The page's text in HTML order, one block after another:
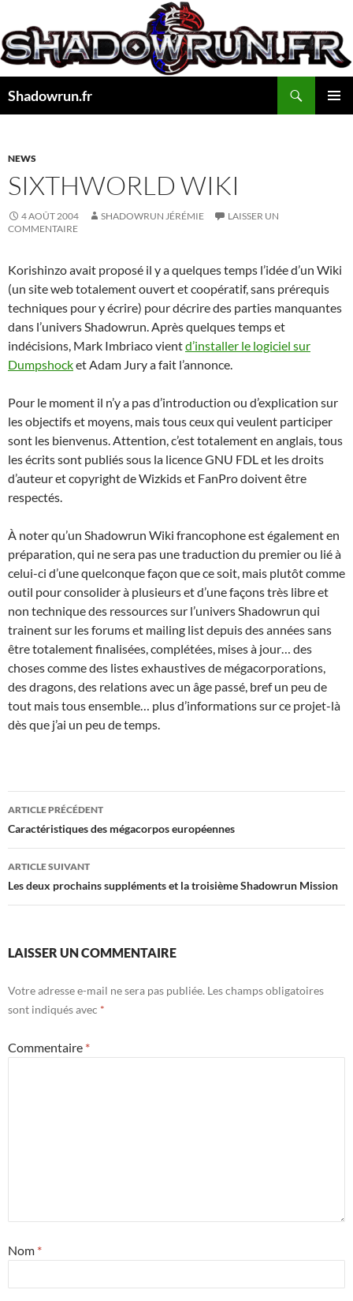
au
contenu
Shadowrun.fr
NEWS
SIXTHWORLD WIKI
4 AOÛT 2004 SHADOWRUN JÉRÉMIE
LAISSER UN
COMMENTAIRE
Korishinzo avait proposé il y a quelques temps l’idée d’un Wiki
(un site web totalement ouvert et coopératif, sans prérequis
techniques pour y écrire) pour décrire des parties manquantes
dans l’univers Shadowrun. Après quelques temps et
indécisions, Mark Imbriaco vientd’installer le logiciel sur
Dumpshocket Adam Jury a fait l’annonce.
Pour le moment il n’y a pas d’introduction ou d’explication sur
les objectifs et moyens, mais tous ceux qui veulent participer
sont les bienvenus. Attention, c’est totalement en anglais, tous
les écrits sont publiés sous la licence GNU FDL et les droits
d’auteur et copyright de Wizkids et FanPro doivent être
respectés.
À noter qu’un Shadowrun Wiki francophone est également en
préparation, qui ne sera pas une traduction du premier ou lié à
celui-ci d’une quelconque façon que ce soit, mais plutôt comme
outil pour consolider à plusieurs et d’une façons très libre et
non technique des ressources sur l’univers Shadowrun qui
trainent sur les forums et mailing list depuis des années sans
être totalement finalisées, complétées, mises à jour… des
choses comme des listes exhaustives de mégacorporations,
des dragons, des relations avec un âge passé, bref un peu de
tout mais tous ensemble… plus d’informations sur ce projet-là
dès que j’ai un peu de temps.
Navigation
des
articles
ARTICLE PRÉCÉDENT
Caractéristiques des mégacorpos européennes
ARTICLE SUIVANT
Les deux prochains suppléments et la troisième Shadowrun Mission
LAISSER UN COMMENTAIRE
Votre adresse e-mail ne sera pas publiée. Les champs obligatoires
sont indiqués avec *
Commentaire *
Nom *